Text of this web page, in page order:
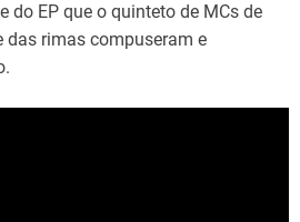
do EP que o quinteto de MCs de
das rimas compuseram e